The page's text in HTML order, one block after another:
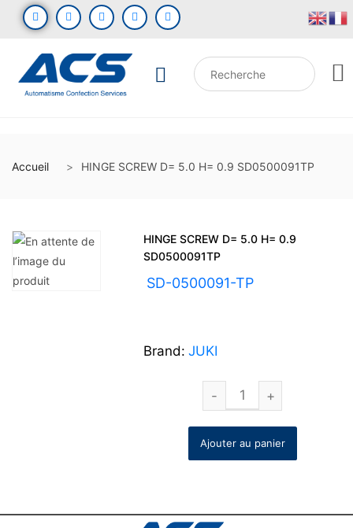
Accueil HINGE SCREW D= 5.0 H= 0.9 SD0500091TP
HINGE SCREW D= 5.0 H= 0.9
SD0500091TP
SD-0500091-TP
Brand: JUKI
Ajouter au panier